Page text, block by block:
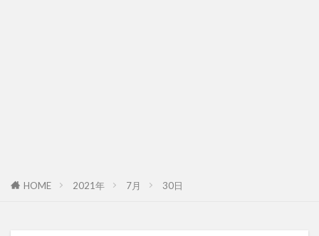
HOME 2021年 7月 30日